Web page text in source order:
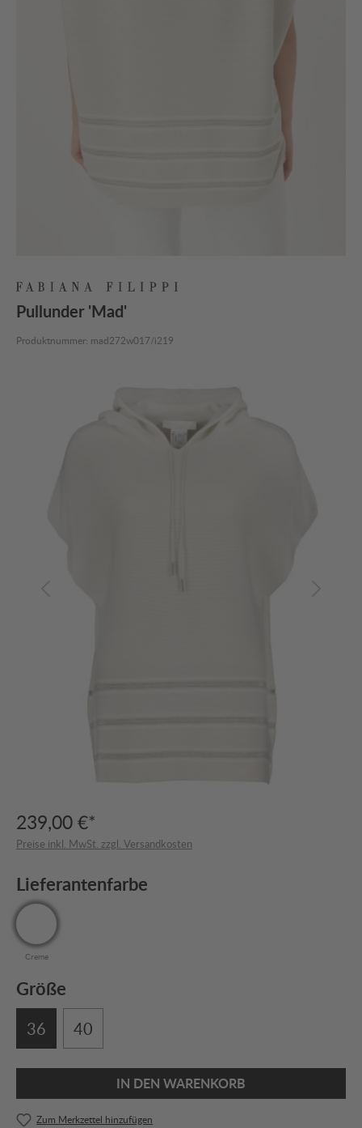
Pullunder 'Mad'
Produktnummer: mad272w017/i219
239,00 €*
Preise inkl. MwSt. zzgl. Versandkosten
Lieferantenfarbe
Creme
Größe
36 40
IN DEN WARENKORB
Zum Merkzettel hinzufügen